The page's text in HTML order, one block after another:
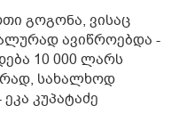
გოგონა, ვისაც
ავიწროებდა -
10 000 ლარს
სახალხოდ
კუპატაძე